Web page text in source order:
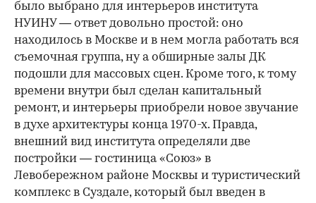
было выбрано для интерьеров института
НУИНУ — ответ довольно простой: оно
находилось в Москве и в нем могла работать вся
съемочная группа, ну а обширные залы ДК
подошли для массовых сцен. Кроме того, к тому
времени внутри был сделан капитальный
ремонт, и интерьеры приобрели новое звучание
в духе архитектуры конца 1970-х. Правда,
внешний вид института определяли две
постройки — гостиница «Союз» в
Левобережном районе Москвы и туристический
комплекс в Суздале, который был введен в